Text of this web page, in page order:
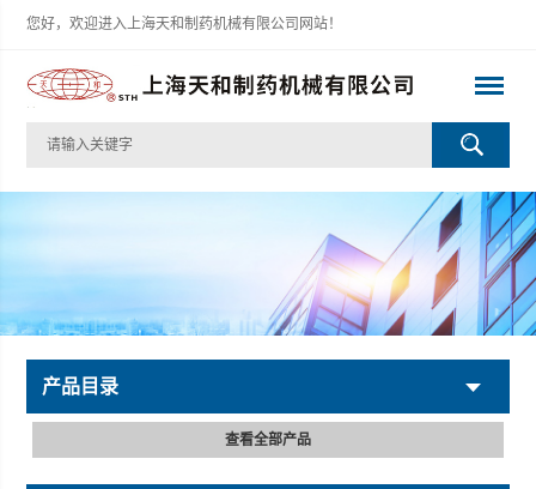
您好，欢迎进入上海天和制药机械有限公司网站！
产品目录
查看全部产品